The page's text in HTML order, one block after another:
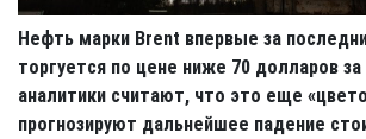
Нефть марки Brent впервые за
торгуется по цене ниже 70 долларов
аналитики считают, что это еще
прогнозируют дальнейшее падение